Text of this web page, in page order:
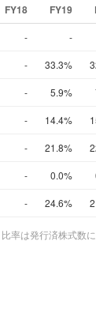
FY18 FY19
- -
- 33.3%
- 5.9%
- 14.4%
- 21.8%
- 0.0%
- 24.6%
率は発行済株式数